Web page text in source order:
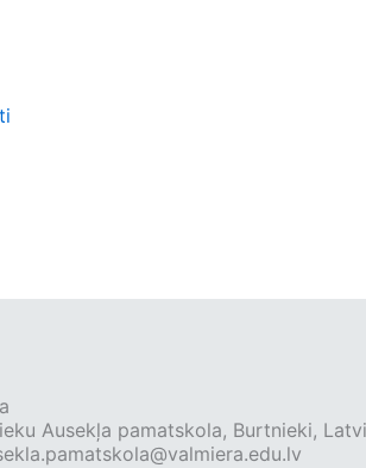
Ausekļa pamatskola, Burtnieki,